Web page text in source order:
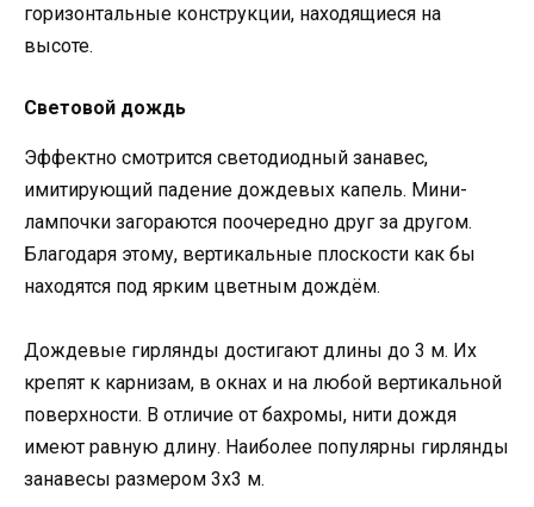
горизонтальные конструкции, находящиеся на
высоте.
Световой дождь
Эффектно смотрится светодиодный занавес,
имитирующий падение дождевых капель. Мини-
лампочки загораются поочередно друг за другом.
Благодаря этому, вертикальные плоскости как бы
находятся под ярким цветным дождём.
Дождевые гирлянды достигают длины до 3 м. Их
крепят к карнизам, в окнах и на любой вертикальной
поверхности. В отличие от бахромы, нити дождя
имеют равную длину. Наиболее популярны гирлянды
занавесы размером 3х3 м.